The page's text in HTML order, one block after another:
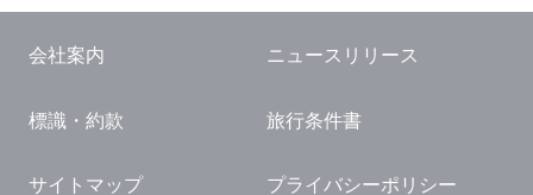
東京ドーム ホテル
横浜 ホテル
熱海 ホテル
国内観光ガイド
旅行・観光情報
会社案内 ニュースリリース
標識・約款 旅行条件書
サイトマップ プライバシーポリシー